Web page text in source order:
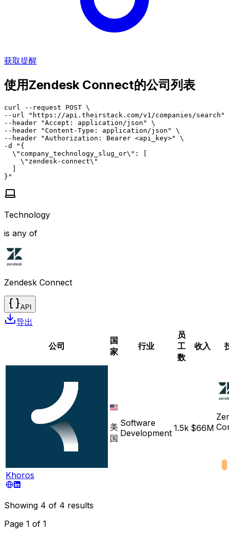
获取提醒
使用Zendesk Connect的公司列表
curl --request POST \
--url "https://api.theirstack.com/v1/companies/search"
--header "Accept: application/json" \
--header "Content-Type: application/json" \
--header "Authorization: Bearer <api_key>" \
-d "{
  \"company_technology_slug_or\": [
    \"zendesk-connect\"
  ]
}"
Technology
is any of
Zendesk Connect
API
导出
公司
国
家
行业
员
工
数
收入
Khoros
美
国
Software
Development 1.5k $66M
Showing 4 of 4 results
Page 1 of 1